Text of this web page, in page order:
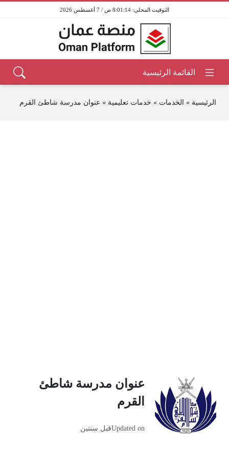
8:01:14 ص / 7 أغسطس 2026
الرئيسية » الخدمات » خدمات تعليمية » عنوان مدرسة شاطئ القرم
عنوان مدرسة شاطئ
القرم
Updated onقبل سنتين